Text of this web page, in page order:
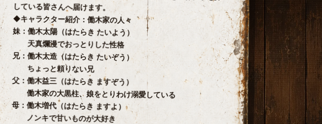
している皆さん­へ届けます。
◆キャラクター紹介：働木家の人々
妹：働木太陽（はたらき たいよう）
天真爛漫でおっとりした性格
兄：働木太造（はたらき たいぞう）
ちょっと頼りない兄
父：働木益三（はたらき ますぞう）
働木家の大黒柱、娘をとりわけ溺愛している
母：働木増代（はたらき ますよ）
ノンキで甘いものが大好き